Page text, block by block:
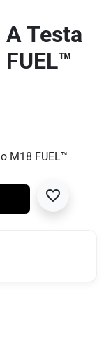
Testa
M18 FUEL™
favorite_border